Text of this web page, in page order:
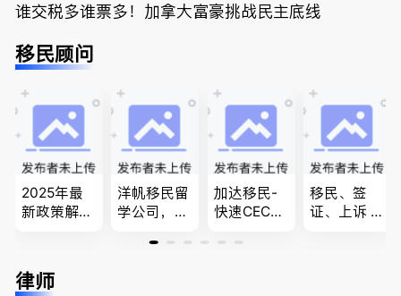
谁交税多谁票多！加拿大富豪挑战民主底线
移民顾问
2025年最
新政策解
免费咨询各
类疑难签证
洋帆移民留
学公司，精
签各类签证
加达移民-
快速CEC&P
作机会 移
移民、签
证、上诉 --
律师